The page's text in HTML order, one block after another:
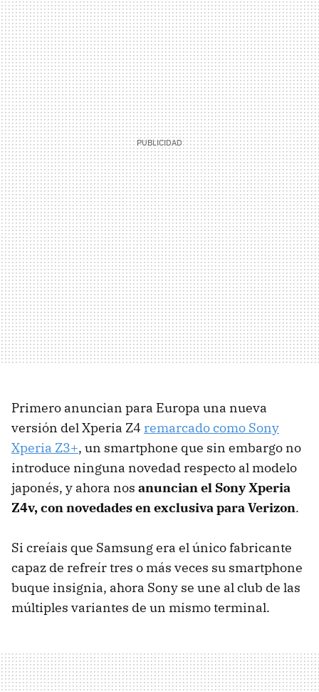
Primero anuncian para Europa una nueva
versión del Xperia Z4 remarcado como Sony
Xperia Z3+, un smartphone que sin embargo no
introduce ninguna novedad respecto al modelo
japonés, y ahora nos anuncian el Sony Xperia
Z4v, con novedades en exclusiva para Verizon.
Si creíais que Samsung era el único fabricante
capaz de refreír tres o más veces su smartphone
buque insignia, ahora Sony se une al club de las
múltiples variantes de un mismo terminal.